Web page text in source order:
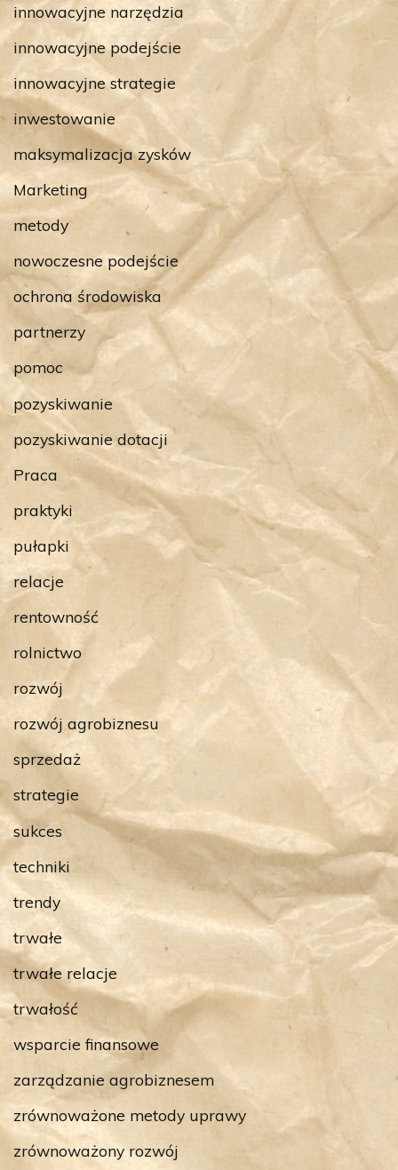
innowacyjne narzędzia
innowacyjne podejście
innowacyjne strategie
inwestowanie
maksymalizacja zysków
Marketing
metody
nowoczesne podejście
ochrona środowiska
partnerzy
pomoc
pozyskiwanie
pozyskiwanie dotacji
Praca
praktyki
pułapki
relacje
rentowność
rolnictwo
rozwój
rozwój agrobiznesu
sprzedaż
strategie
sukces
techniki
trendy
trwałe
trwałe relacje
trwałość
wsparcie finansowe
zarządzanie agrobiznesem
zrównoważone metody uprawy
zrównoważony rozwój